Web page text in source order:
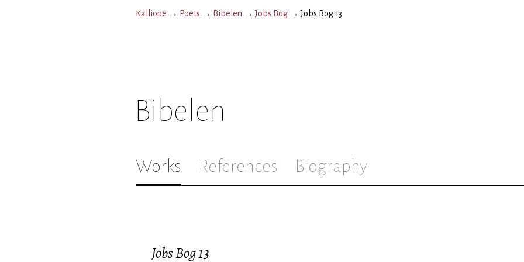
Kalliope → Poets → Bibelen →Jobs Bog →Jobs Bog 13
Bibelen
Works References Biography
Jobs Bog 13